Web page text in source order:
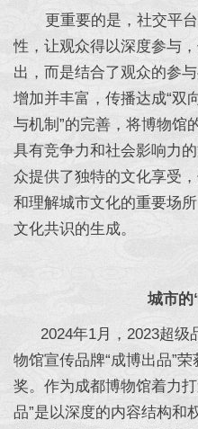
更重要的是，社交平台
性，让观众得以深度参与
出，而是结合了观众的参
增加并丰富，传播达成“双
与机制”的完善，将博物馆
具有竞争力和社会影响力
众提供了独特的文化享受
和理解城市文化的重要场
文化共识的生成。
城市的
2024年1月，2023超级
物馆宣传品牌“成博出品”
奖。作为成都博物馆着力
品”是以深度的内容结构和